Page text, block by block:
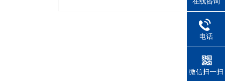
电话
微信扫一扫